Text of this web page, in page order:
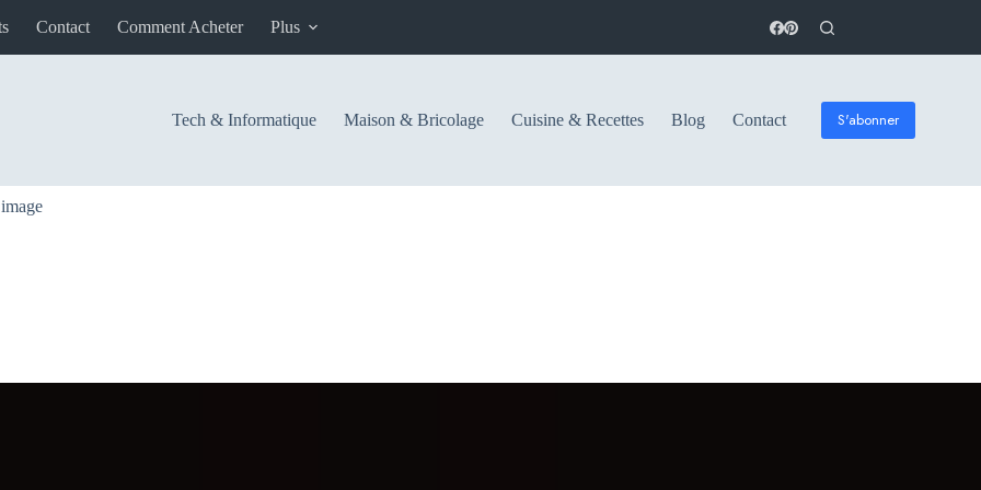
Contact Comment Acheter Plus
Tech & Informatique Maison & Bricolage Cuisine & Recettes Blog Contact S'abonner
image